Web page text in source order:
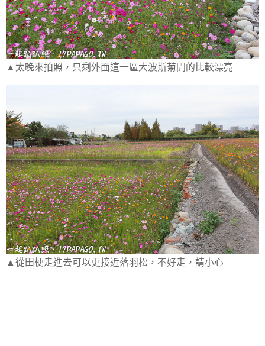
▲太晚來拍照，只剩外面這一區大波斯菊開的比較漂亮
▲從田梗走進去可以更接近落羽松，不好走，請小心